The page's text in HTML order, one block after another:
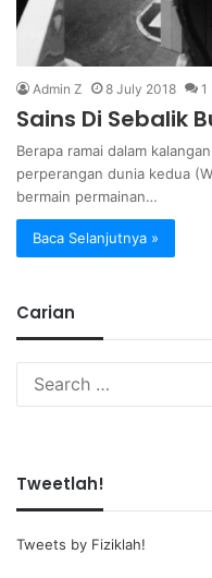
Admin Z 8 July 2018 1
Sains Di Sebalik
Berapa ramai dalam
perperangan dunia kedua
bermain permainan…
Baca Selanjutnya »
Carian
Tweetlah!
Tweets by Fiziklah!